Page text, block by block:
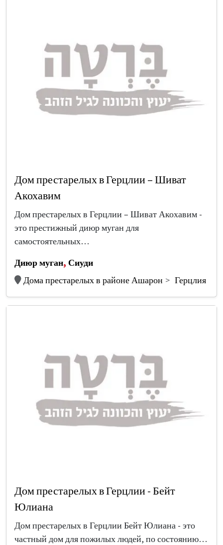
Дом престарелых в Герцлии – Шиват
Акохавим
Дом престарелых в Герцлии – Шиват Акохавим -
это престижный диюр муган для
самостоятельных…
Диюр муган, Сиуди
Дома престарелых в районе Ашарон
Герцлия
Дом престарелых в Герцлии - Бейт
Юлиана
Дом престарелых в Герцлии Бейт Юлиана - это
частный дом для пожилых людей, по состоянию…